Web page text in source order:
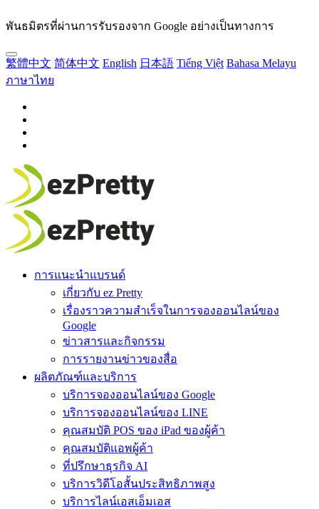
พันธมิตรที่ผ่านการรับรองจาก Google อย่างเป็นทางการ
繁體中文 简体中文 English 日本語 Tiếng Việt Bahasa Melayu
ภาษาไทย
การแนะนำแบรนด์
เกี่ยวกับ ez Pretty
เรื่องราวความสำเร็จในการจองออนไลน์ของ
Google
ข่าวสารและกิจกรรม
การรายงานข่าวของสื่อ
ผลิตภัณฑ์และบริการ
บริการจองออนไลน์ของ Google
บริการจองออนไลน์ของ LINE
คุณสมบัติ POS ของ iPad ของผู้ค้า
คุณสมบัติแอพผู้ค้า
ที่ปรึกษาธุรกิจ AI
บริการวิดีโอสั้นประสิทธิภาพสูง
บริการไลน์เอสเอ็มเอส